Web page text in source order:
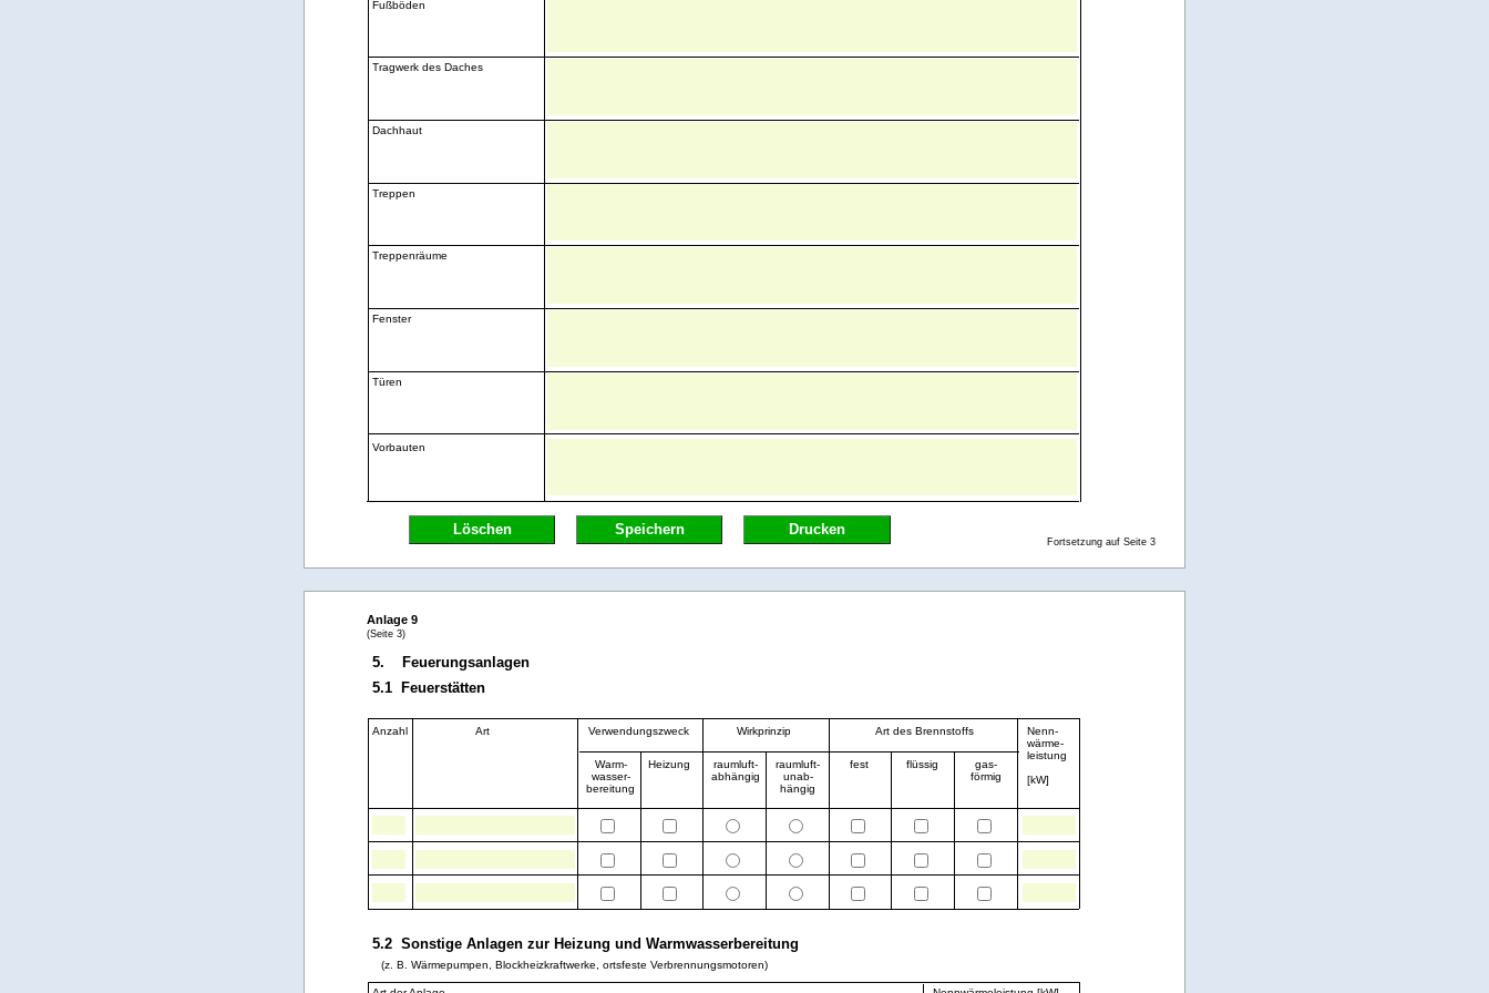
Fortsetzung auf Seite 3
Fußböden
Tragwerk des Daches
Dachhaut
Treppen
Treppenräume
Fenster
Türen
Vorbauten
Löschen Speichern Drucken
Anlage 9
(Seite 3)
5. Feuerungsanlagen
5.1 Feuerstätten
Anzahl Art Verwendungszweck
Warm-
wasser-
bereitung
Heizung
raumluft-
abhängig
raumluft-
unab-
hängig
Wirkprinzip Art des Brennstoffs
Nenn-
wärme-
leistung
[kW]
fest flüssig
gas-
förmig
(z. B. Wärmepumpen, Blockheizkraftwerke, ortsfeste Verbrennungsmotoren)
5.2 Sonstige Anlagen zur Heizung und Warmwasserbereitung